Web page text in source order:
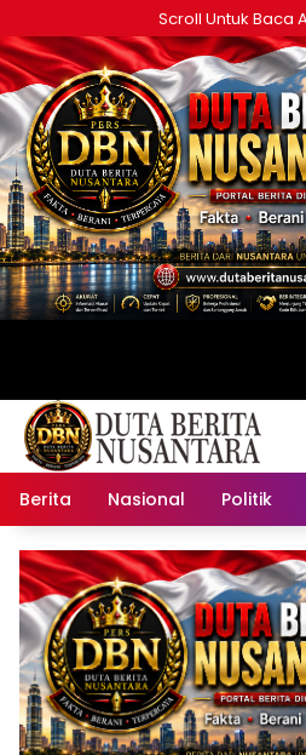
ke
konten
Scroll Untuk Baca
Berita Nasional Politik